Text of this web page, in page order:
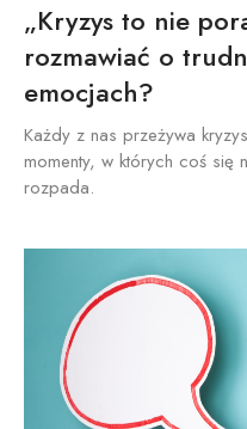
„Kryzys to nie
rozmawiać o
emocjach?
Każdy z nas przeżywa
momenty, w których coś się
rozpada.